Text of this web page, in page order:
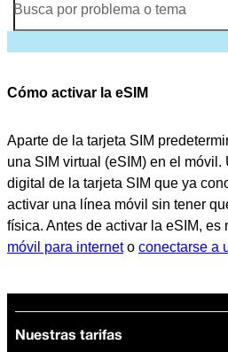
Busca por problema o tema
Cómo activar la eSIM
Aparte de la tarjeta SIM
una SIM virtual (eSIM) en el
digital de la tarjeta SIM que ya
activar una línea móvil sin tener
física. Antes de activar la eSIM, es
móvil para interneto conectarse a
Nuestras tarifas